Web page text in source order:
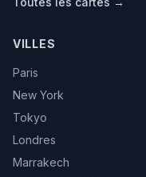
VILLES
Paris
New York
Tokyo
Londres
Marrakech